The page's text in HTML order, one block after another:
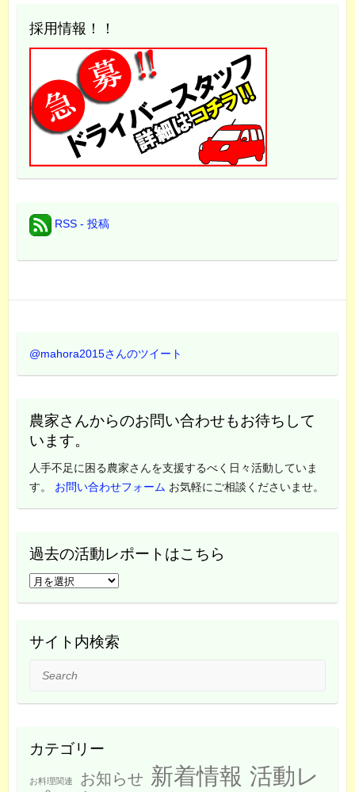
採用情報！！
RSS - 投稿
@mahora2015さんのツイート
農家さんからのお問い合わせもお待ちして
います。
人手不足に困る農家さんを支援するべく日々活動していま
す。 お問い合わせフォーム お気軽にご相談くださいませ。
過去の活動レポートはこちら
過
去
活
は
サイト内検索
Search
カテゴリー
お料理関連 お知らせ 新着情報 活動レ